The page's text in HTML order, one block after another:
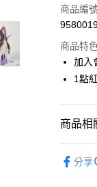
信用卡
LINE
Apple
ATM付
商品編
商品特色
加入
1點
商品相
莉蓮分享